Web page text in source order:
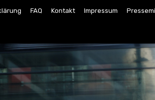
FAQ Kontakt Impressum